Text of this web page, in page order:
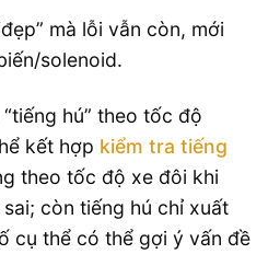
mà lỗi vẫn còn, mới
solenoid.
hú” theo tốc độ
kết hợp kiểm tra tiếng
theo tốc độ xe đôi khi
còn tiếng hú chỉ xuất
cụ thể có thể gợi ý vấn đề